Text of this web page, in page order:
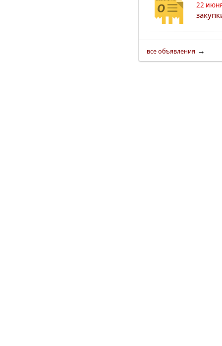
22
все объявления →